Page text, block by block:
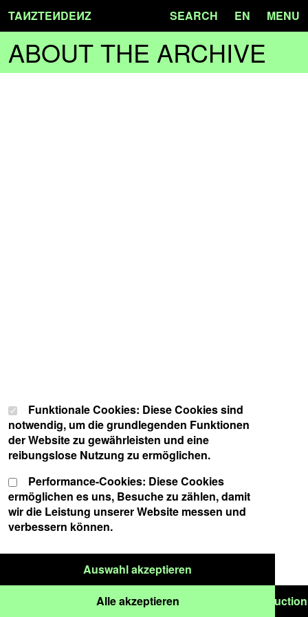
TANZTENDENZ SEARCH EN MENU
### under construction ### under
ABOUT THE ARCHIVE
Cookie-Einstellungen
Wählen Sie Ihre Cookie-Präferenzen für diese Website.
Funktionale Cookies: Diese Cookies sind
notwendig, um die grundlegenden Funktionen
der Website zu gewährleisten und eine
reibungslose Nutzung zu ermöglichen.
Performance-Cookies: Diese Cookies
ermöglichen es uns, Besuche zu zählen, damit
wir die Leistung unserer Website messen und
verbessern können.
Auswahl akzeptieren
Alle akzeptierenAlle Cookies akzeptieren